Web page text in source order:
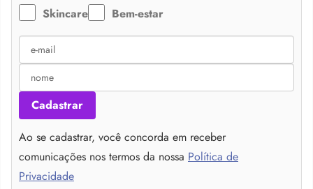
Skincare
Bem-estar
Cadastrar
Ao se cadastrar, você concorda em receber
comunicações nos termos da nossa Política de
Privacidade